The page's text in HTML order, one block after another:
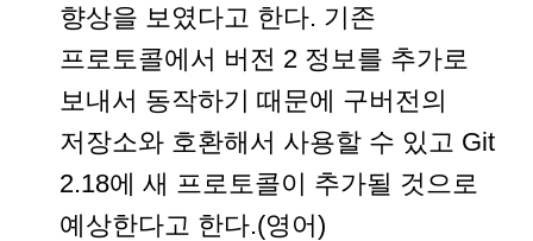
향상을 보였다고 한다. 기존
프로토콜에서 버전 2 정보를 추가로
보내서 동작하기 때문에 구버전의
저장소와 호환해서 사용할 수 있고 Git
2.18에 새 프로토콜이 추가될 것으로
예상한다고 한다.(영어)